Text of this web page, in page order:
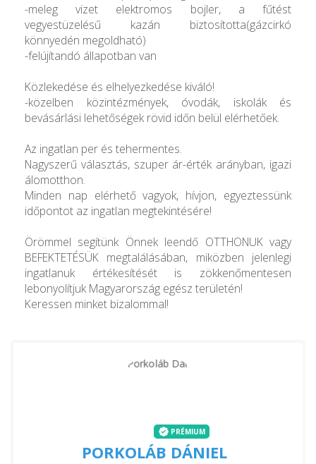
-meleg vizet elektromos bojler, a fűtést
vegyestüzelésű kazán biztosította(gázcirkó
könnyedén megoldható)
-felújítandó állapotban van
Közlekedése és elhelyezkedése kiváló!
-közelben közintézmények, óvodák, iskolák és
bevásárlási lehetőségek rövid időn belül elérhetőek.
Az ingatlan per és tehermentes.
Nagyszerű választás, szuper ár-érték arányban, igazi
álomotthon.
Minden nap elérhető vagyok, hívjon, egyeztessünk
időpontot az ingatlan megtekintésére!
Örömmel segítünk Önnek leendő OTTHONUK vagy
BEFEKTETÉSÜK megtalálásában, miközben jelenlegi
ingatlanuk értékesítését is zökkenőmentesen
lebonyolítjuk Magyarország egész területén!
Keressen minket bizalommal!
PRÉMIUM
PORKOLÁB DÁNIEL